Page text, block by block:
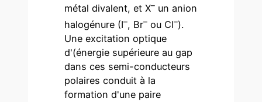
métal divalent, et X– un anion
halogénure (I–, Br– ou Cl–).
Une excitation optique
d'(énergie supérieure au gap
dans ces semi-conducteurs
polaires conduit à la
formation d'une paire